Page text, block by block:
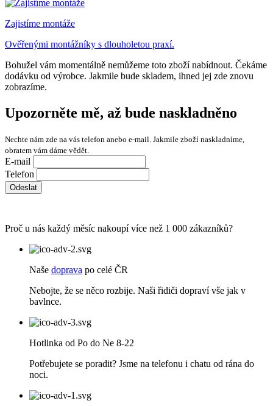
Zajistíme montáže
Ověřenými montážníky s dlouholetou praxí.
Bohužel vám momentálně nemůžeme toto zboží nabídnout. Čekáme
dodávku od výrobce. Jakmile bude skladem, ihned jej zde znovu
zobrazíme.
Upozorněte mě, až bude naskladněno
Nechte nám zde na vás telefon anebo e-mail. Jakmile zboží naskladníme,
obratem vám dáme vědět.
E-mail
Telefon
Odeslat
Proč u nás každý měsíc nakoupí více než 1 000 zákazníků?
Naše doprava po celé ČR
Nebojte, že se něco rozbije. Naši řidiči dopraví vše jak v
bavlnce.
Hotlinka od Po do Ne 8-22
Potřebujete se poradit? Jsme na telefonu i chatu od rána do
noci.